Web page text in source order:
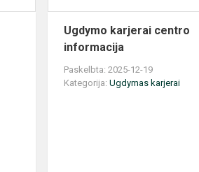
Ugdymo karjerai centro
informacija
Paskelbta: 2025-12-19
Kategorija:Ugdymas karjerai